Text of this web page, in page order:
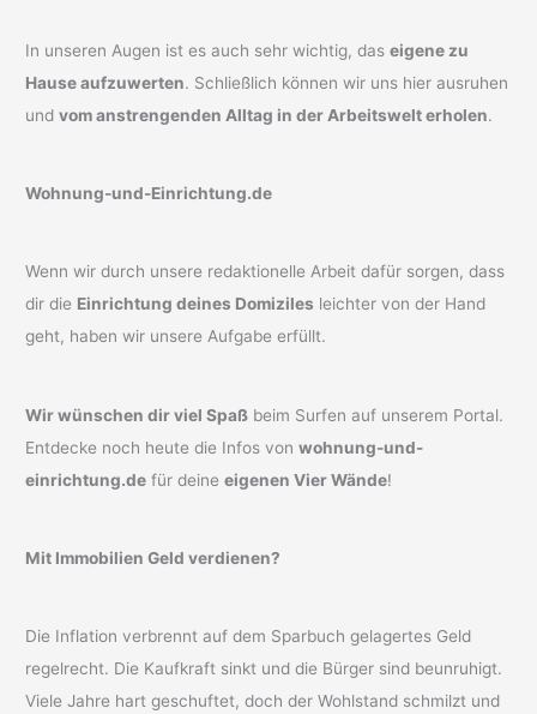
In unseren Augen ist es auch sehr wichtig, daseigene zu
Hause aufzuwerten. Schließlich können wir uns hier ausruhen
undvom anstrengenden Alltag in der Arbeitswelt erholen.
Wohnung-und-Einrichtung.de
Wenn wir durch unsere redaktionelle Arbeit dafür sorgen, dass
dir die Einrichtung deines Domiziles leichter von der Hand
geht, haben wir unsere Aufgabe erfüllt.
Wir wünschen dir viel Spaß beim Surfen auf unserem Portal.
Entdecke noch heute die Infos vonwohnung-und-
einrichtung.de für deineeigenen Vier Wände!
Mit Immobilien Geld verdienen?
Die Inflation verbrennt auf dem Sparbuch gelagertes Geld
regelrecht. Die Kaufkraft sinkt und die Bürger sind beunruhigt.
Viele Jahre hart geschuftet, doch der Wohlstand schmilzt und